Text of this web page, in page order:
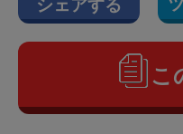
シェアする
こ